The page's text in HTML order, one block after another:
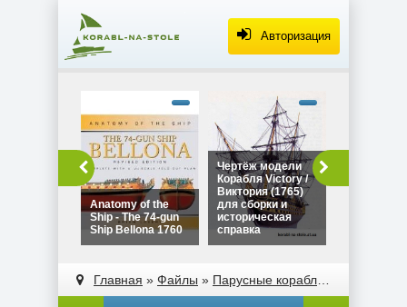
Авторизация
Ship - The 74-gun
Ship Bellona 1760"
Anatomy of the
Ship - The 74-gun
Ship Bellona 1760
Виктория (1765)
для сборки и
Чертёж модели
Корабля Victory /
Виктория (1765)
для сборки и
историческая
справка
width="320"
Главная » Файлы » Парусные корабли